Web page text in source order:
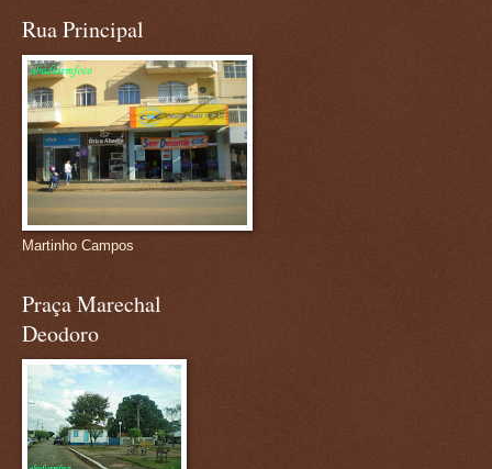
Rua Principal
Martinho Campos
Praça Marechal
Deodoro